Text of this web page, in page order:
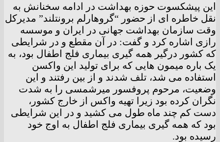
این پیشکسوت حوزه بهداشت در ادامه سخنانش به
نقل خاطره ای از حضور “گروهارلم برونتلند” مدیرکل
وقت سازمان بهداشت جهانی در ایران و‌ موسسه
رازی اشاره کرد و گفت: در آن مقطع و در شرایطی
که کشور درگیر همه گیری بیماری فلج اطفال بود، به
یک باره میمون هایی که برای تولید این واکسن
استفاده می شد، تلف شدند و از بین رفتند و این
وضعیت، مرحوم پروفسور میرشمسی را به شدت
نگران کرده بود زیرا تهیه واکس از خارج کشور،
دست کم چند ماه طول می کشید و در این شرایطی
بود که همه گیری بیماری فلج اطفال به اوج خود
رسیده بود.